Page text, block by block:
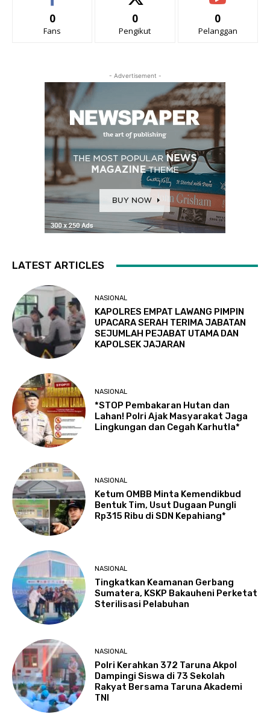
0
Fans
0
Pengikut
0
Pelanggan
- Advertisement -
LATEST ARTICLES
NASIONAL
KAPOLRES EMPAT LAWANG PIMPIN
UPACARA SERAH TERIMA JABATAN
SEJUMLAH PEJABAT UTAMA DAN
KAPOLSEK JAJARAN
NASIONAL
*STOP Pembakaran Hutan dan
Lahan! Polri Ajak Masyarakat Jaga
Lingkungan dan Cegah Karhutla*
NASIONAL
Ketum OMBB Minta Kemendikbud
Bentuk Tim, Usut Dugaan Pungli
Rp315 Ribu di SDN Kepahiang*
NASIONAL
Tingkatkan Keamanan Gerbang
Sumatera, KSKP Bakauheni Perketat
Sterilisasi Pelabuhan
NASIONAL
Polri Kerahkan 372 Taruna Akpol
Dampingi Siswa di 73 Sekolah
Rakyat Bersama Taruna Akademi
TNI